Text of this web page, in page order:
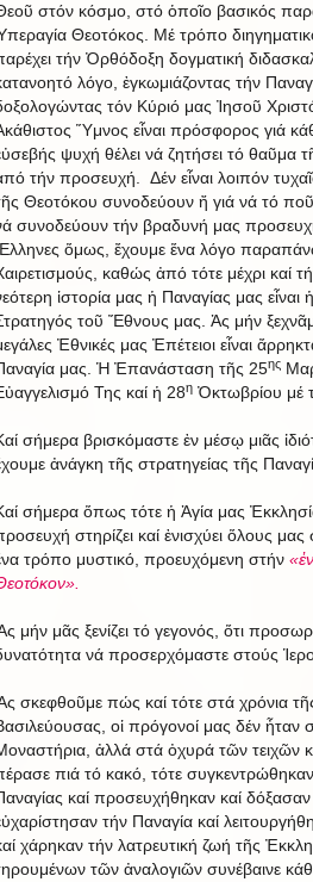
στόν κόσμο, στό ὁποῖο βασικός
Θεοτόκος. Μέ τρόπο
τήν Ὀρθόδοξη δογματική
λόγο, ἐγκωμιάζοντας τήν
τόν Κύριό μας Ἰησοῦ
Ὕμνος εἶναι πρόσφορος γιά
ψυχή θέλει νά ζητήσει τό θαῦμα
τήν προσευχή. Δέν εἶναι λοιπόν
Θεοτόκου συνοδεύουν ἤ γιά νά τό
συνοδεύουν τήν βραδυνή μας
ὅμως, ἔχουμε ἕνα λόγο
καθώς ἀπό τότε μέχρι καί
ἱστορία μας ἡ Παναγίας μας
τοῦ Ἔθνους μας. Ἀς μήν
Ἐθνικές μας Ἐπέτειοι εἶναι
μας. Ἡ Ἐπανάσταση τῆς 25ης
Της καί ἡ 28η Ὀκτωβρίου μέ
σήμερα βρισκόμαστε ἐν μέσῳ μιᾶς
ἀνάγκη τῆς στρατηγείας τῆς
σήμερα ὅπως τότε ἡ Ἁγία μας
στηρίζει καί ἐνισχύει ὅλους
τρόπο μυστικό, προευχόμενη στήν
μήν μᾶς ξενίζει τό γεγονός, ὅτι
νά προσερχόμαστε στούς
σκεφθοῦμε πώς καί τότε στά χρόνια
οἱ πρόγονοί μας δέν ἦταν
ἀλλά στά ὀχυρά τῶν τειχῶν
πιά τό κακό, τότε
καί προσευχήθηκαν καί
τήν Παναγία καί
χάρηκαν τήν λατρευτική ζωή τῆς
τῶν ἀναλογιῶν συνέβαινε